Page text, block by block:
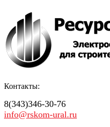
Контакты:
8(343)346-30-76
info@rskom-ural.ru